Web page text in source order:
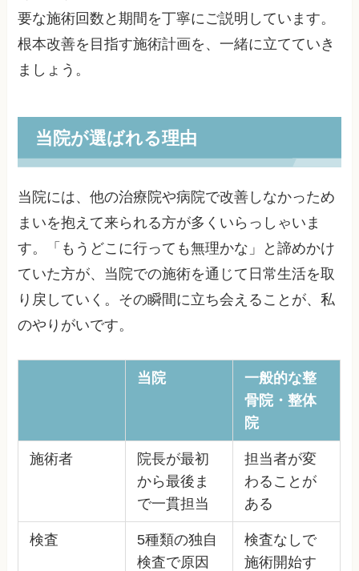
要な施術回数と期間を丁寧にご説明しています。
根本改善を目指す施術計画を、一緒に立てていき
ましょう。
当院が選ばれる理由
当院には、他の治療院や病院で改善しなかっため
まいを抱えて来られる方が多くいらっしゃいま
す。「もうどこに行っても無理かな」と諦めかけ
ていた方が、当院での施術を通じて日常生活を取
り戻していく。その瞬間に立ち会えることが、私
のやりがいです。
当院
一般的な整
骨院・整体
院
施術者
院長が最初
から最後ま
で一貫担当
担当者が変
わることが
ある
検査
5種類の独自
検査で原因
検査なしで
施術開始す